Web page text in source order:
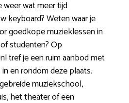
weer wat meer tijd
keyboard? Weten waar je
goedkope muzieklessen in
studenten? Op
tref je een ruim aanbod met
en rondom deze plaats.
muziekschool,
het theater of een